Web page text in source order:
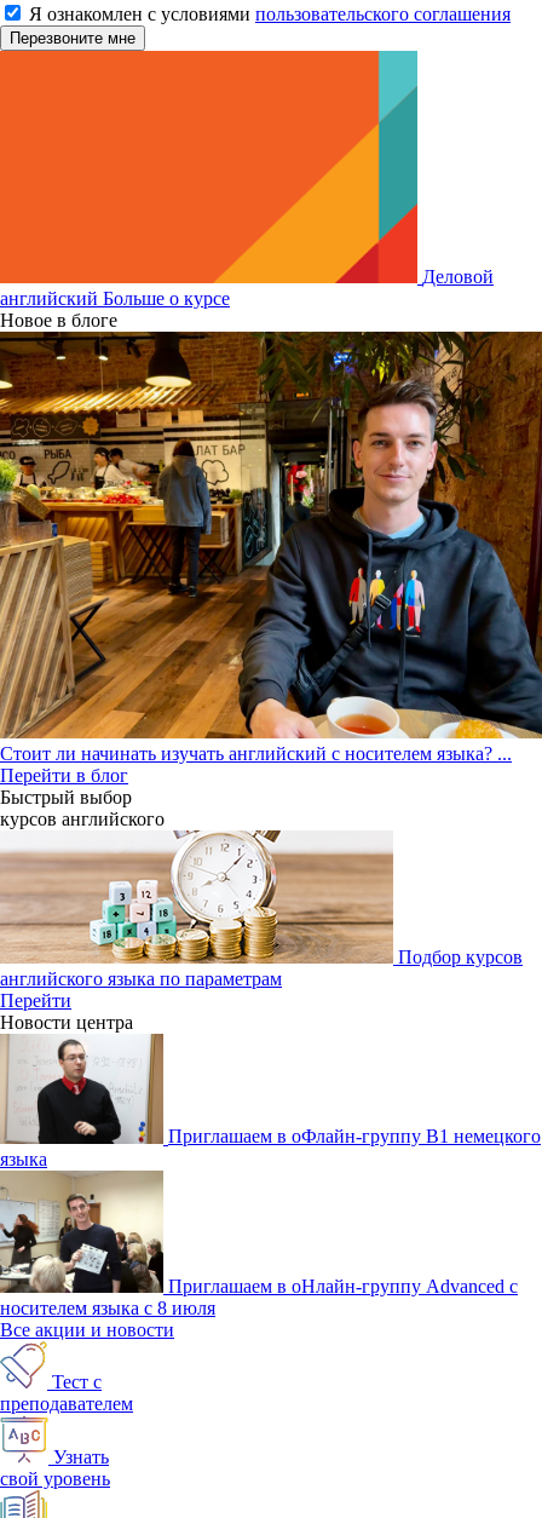
Я ознакомлен с условиями пользовательского соглашения
Деловой
английский Больше о курсе
Новое в блоге
Стоит ли начинать изучать английский с носителем языка? ...
Перейти в блог
Быстрый выбор
курсов английcкого
Подбор курсов
английского языка по параметрам
Перейти
Новости центра
Приглашаем в оФлайн-группу В1 немецкого
языка
Приглашаем в оНлайн-группу Advanced с
носителем языка с 8 июля
Все акции и новости
Тест с
преподавателем
Узнать
свой уровень